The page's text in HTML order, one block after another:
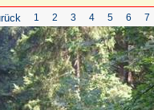
1 2 3 4 5 6 7